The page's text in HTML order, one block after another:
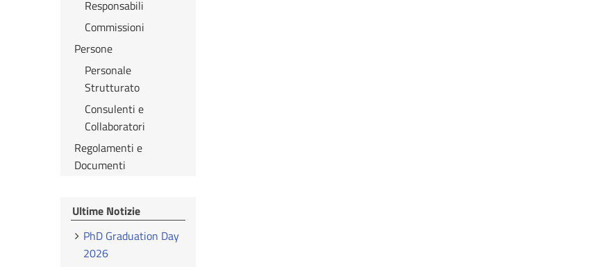
Responsabili
Commissioni
Persone
Personale
Strutturato
Consulenti e
Collaboratori
Regolamenti e
Documenti
Ultime Notizie
PhD Graduation Day
2026